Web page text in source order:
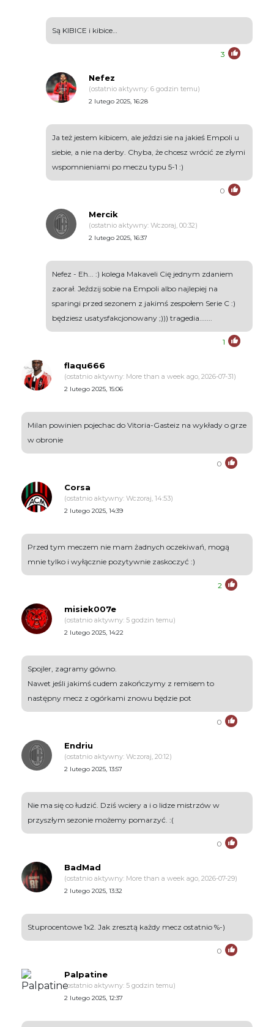
Są KIBICE i kibice…
3
Nefez
(ostatnio aktywny: 6 godzin temu)
2 lutego 2025, 16:28
Ja też jestem kibicem, ale jeździ sie na jakieś Empoli u
siebie, a nie na derby. Chyba, że chcesz wrócić ze złymi
wspomnieniami po meczu typu 5-1 :)
0
Mercik
(ostatnio aktywny: Wczoraj, 00:32)
2 lutego 2025, 16:37
Nefez - Eh... :) kolega Makaveli Cię jednym zdaniem
zaorał. Jeździj sobie na Empoli albo najlepiej na
sparingi przed sezonem z jakimś zespołem Serie C :)
będziesz usatysfakcjonowany ;))) tragedia.......
1
flaqu666
(ostatnio aktywny: More than a week ago, 2026-07-31)
2 lutego 2025, 15:06
Milan powinien pojechac do Vitoria-Gasteiz na wykłady o grze
w obronie
0
Corsa
(ostatnio aktywny: Wczoraj, 14:53)
2 lutego 2025, 14:39
Przed tym meczem nie mam żadnych oczekiwań, mogą
mnie tylko i wyłącznie pozytywnie zaskoczyć :)
2
misiek007e
(ostatnio aktywny: 5 godzin temu)
2 lutego 2025, 14:22
Spojler, zagramy gówno.
Nawet jeśli jakimś cudem zakończymy z remisem to
następny mecz z ogórkami znowu będzie pot
0
Endriu
(ostatnio aktywny: Wczoraj, 20:12)
2 lutego 2025, 13:57
Nie ma się co łudzić. Dziś wciery a i o lidze mistrzów w
przyszłym sezonie możemy pomarzyć. :(
0
BadMad
(ostatnio aktywny: More than a week ago, 2026-07-29)
2 lutego 2025, 13:32
Stuprocentowe 1x2. Jak zresztą każdy mecz ostatnio %-)
0
Palpatine
(ostatnio aktywny: 5 godzin temu)
2 lutego 2025, 12:37